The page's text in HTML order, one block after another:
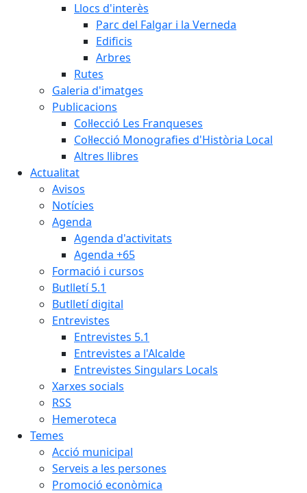
Llocs d'interès
Parc del Falgar i la Verneda
Edificis
Arbres
Rutes
Galeria d'imatges
Publicacions
Col·lecció Les Franqueses
Col·lecció Monografies d'Història Local
Altres llibres
Actualitat
Avisos
Notícies
Agenda
Agenda d'activitats
Agenda +65
Formació i cursos
Butlletí 5.1
Butlletí digital
Entrevistes
Entrevistes 5.1
Entrevistes a l'Alcalde
Entrevistes Singulars Locals
Xarxes socials
RSS
Hemeroteca
Temes
Acció municipal
Serveis a les persones
Promoció econòmica